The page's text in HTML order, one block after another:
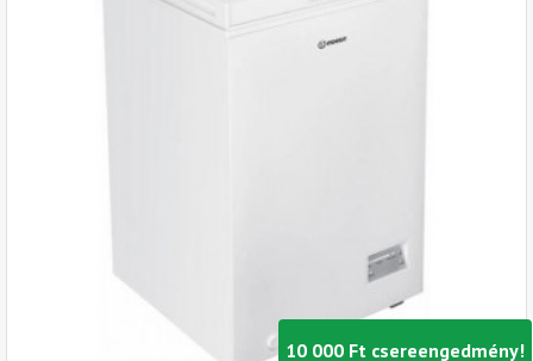
10 000 Ft csereengedmény!